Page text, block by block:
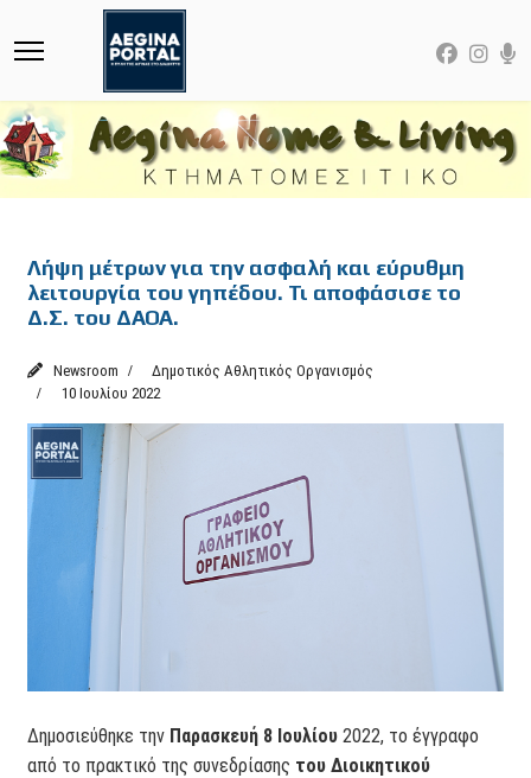
Λήψη μέτρων για την ασφαλή και εύρυθμη
λειτουργία του γηπέδου. Τι αποφάσισε το
Δ.Σ. του ΔΑΟΑ.
Newsroom
Δημοτικός Αθλητικός Οργανισμός
10 Ιουλίου 2022
Δημοσιεύθηκε την Παρασκευή 8 Ιουλίου 2022, το έγγραφο
από το πρακτικό της συνεδρίασης του Διοικητικού